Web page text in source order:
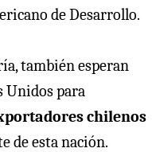
de Desarrollo.
también esperan
Unidos para
chilenos
de esta nación.